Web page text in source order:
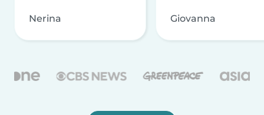
Nerina Giovanna